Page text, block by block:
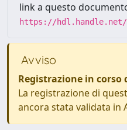
link a questo
https://hdl.handle.net/
Avviso
Registrazione in corso
La registrazione di
ancora stata validata in